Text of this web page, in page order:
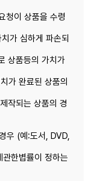
청이 상품을 수령
가 심하게 파손되
상품등의 가치가
가 완료된 상품의
작되는 상품의 경
우 (예:도서, DVD,
한볍률이 정하는